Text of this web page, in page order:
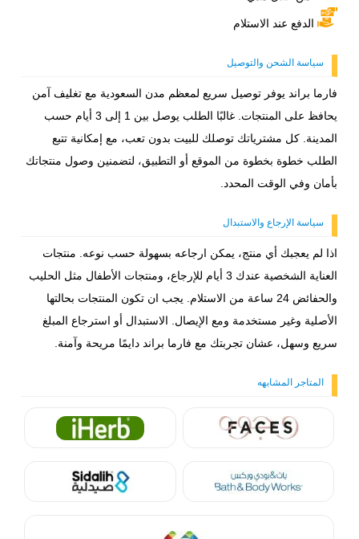
الدفع عند الاستلام
سياسة الشحن والتوصيل
فارما براند يوفر توصيل سريع لمعظم مدن السعودية مع تغليف آمن
يحافظ على المنتجات. غالبًا الطلب يوصل بين 1 إلى 3 أيام حسب
المدينة. كل مشترياتك توصلك للبيت بدون تعب، مع إمكانية تتبع
الطلب خطوة بخطوة من الموقع أو التطبيق، لتضمنين وصول منتجاتك
بأمان وفي الوقت المحدد.
سياسة الإرجاع والاستبدال
اذا لم يعجبك أي منتج، يمكن ارجاعه بسهولة حسب نوعه. منتجات
العناية الشخصية عندك 3 أيام للإرجاع، ومنتجات الأطفال مثل الحليب
والحفائض 24 ساعة من الاستلام. يجب ان تكون المنتجات بحالتها
الأصلية وغير مستخدمة ومع الإيصال. الاستبدال أو استرجاع المبلغ
سريع وسهل، عشان تجربتك مع فارما براند دايمًا مريحة وآمنة.
المتاجر المشابهه